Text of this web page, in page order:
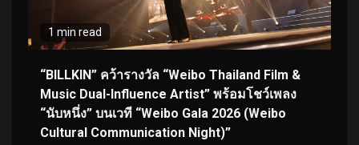
1 min read
“BILLKIN” คว้ารางวัล “Weibo Thailand Film &
Music Dual-Influence Artist” พร้อมโชว์เพลง
“นับหนึ่ง” บนเวที “Weibo Gala 2026 (Weibo
Cultural Communication Night)”